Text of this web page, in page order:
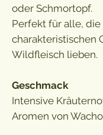
oder Schmortopf.
Perfekt für alle, die
charakteristischen
Wildfleisch lieben.
Geschmack
Intensive
Aromen von